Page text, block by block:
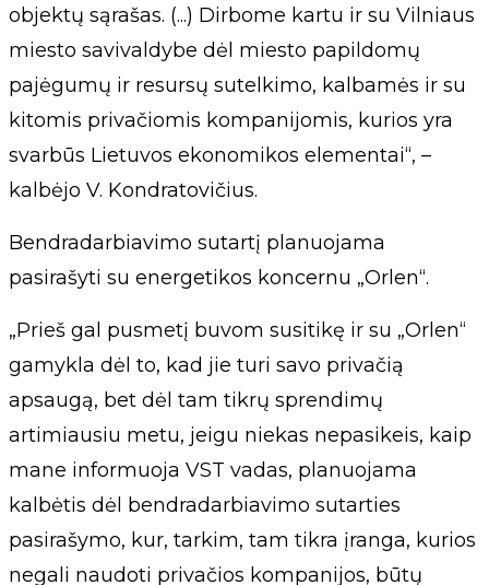
objektų sąrašas. (...) Dirbome kartu ir su Vilniaus
miesto savivaldybe dėl miesto papildomų
pajėgumų ir resursų sutelkimo, kalbamės ir su
kitomis privačiomis kompanijomis, kurios yra
svarbūs Lietuvos ekonomikos elementai“, –
kalbėjo V. Kondratovičius.
Bendradarbiavimo sutartį planuojama
pasirašyti su energetikos koncernu „Orlen“.
„Prieš gal pusmetį buvom susitikę ir su „Orlen“
gamykla dėl to, kad jie turi savo privačią
apsaugą, bet dėl tam tikrų sprendimų
artimiausiu metu, jeigu niekas nepasikeis, kaip
mane informuoja VST vadas, planuojama
kalbėtis dėl bendradarbiavimo sutarties
pasirašymo, kur, tarkim, tam tikra įranga, kurios
negali naudoti privačios kompanijos, būtų